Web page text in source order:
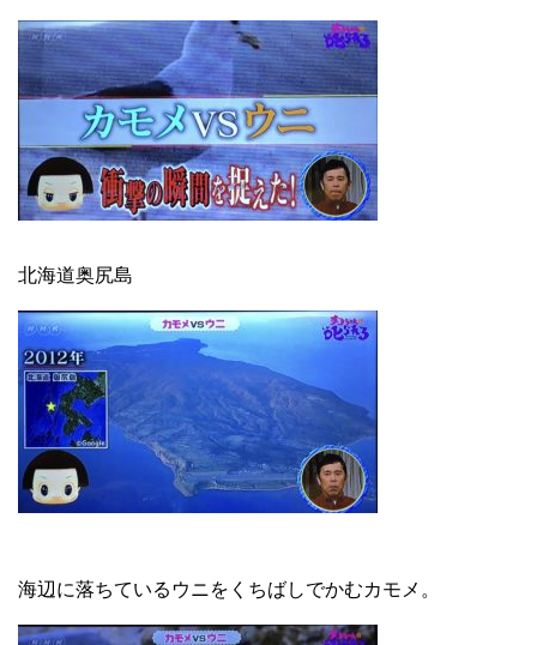
北海道奥尻島
海辺に落ちているウニをくちばしでかむカモメ。